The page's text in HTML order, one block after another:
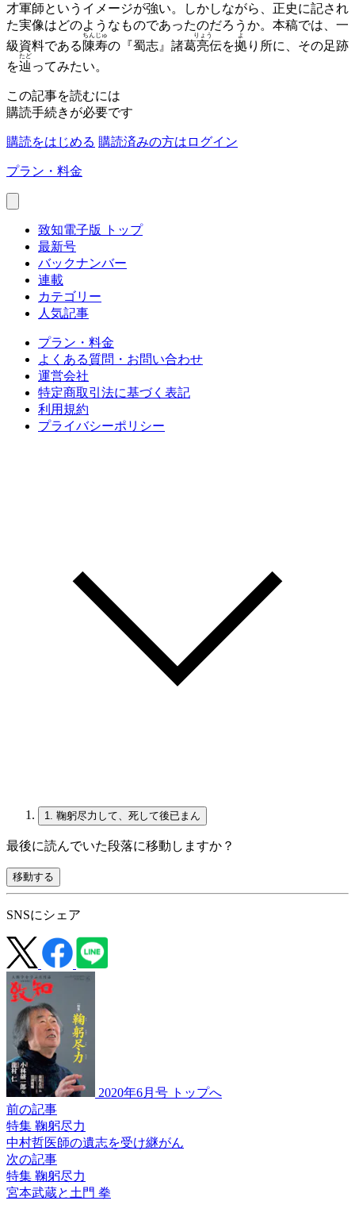
才軍師というイメージが強い。しかしながら、正史に記され
た実像はどのようなものであったのだろうか。本稿では、一
級資料である 陳寿
ちんじゅ
の『蜀志』諸葛亮
りょう
伝を拠
よ
り所に、その足跡
を辿
たど
ってみたい。
この記事を読むには
購読手続きが必要です
購読をはじめる 購読済みの方はログイン
プラン・料金
致知電子版 トップ
最新号
バックナンバー
連載
カテゴリー
人気記事
プラン・料金
よくある質問・お問い合わせ
運営会社
特定商取引法に基づく表記
利用規約
プライバシーポリシー
1. 鞠躬尽力して、死して後已まん
最後に読んでいた段落に移動しますか？
移動する
SNSにシェア
2020年6月号 トップへ
前の記事
特集 鞠躬尽力
中村哲医師の遺志を受け継がん
次の記事
特集 鞠躬尽力
宮本武蔵と 土門 拳